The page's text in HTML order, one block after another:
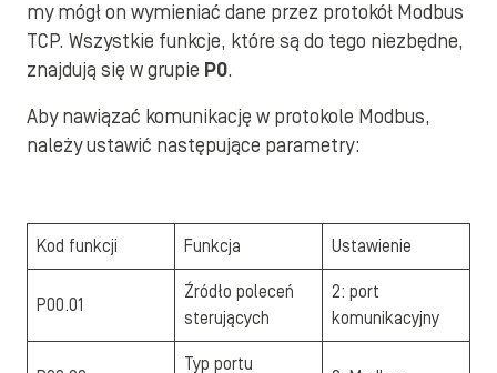
my mógł on wymieniać dane przez protokół Modbus
TCP. Wszystkie funkcje, które są do tego niezbędne,
znajdują się w grupie P0.
Aby nawiązać komunikację w protokole Modbus,
należy ustawić następujące parametry:
Kod funkcji Funkcja Ustawienie
P00.01
Źródło poleceń
sterujących
2: port
komunikacyjny
Typ portu